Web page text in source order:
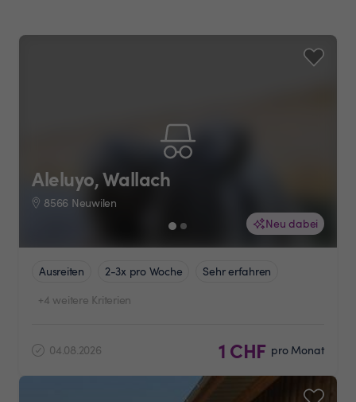
Neu dabei
Aleluyo, Wallach
8566 Neuwilen
Ausreiten 2-3x pro Woche
Sehr erfahren
+4 weitere Kriterien
04.08.2026 1 CHF pro Monat